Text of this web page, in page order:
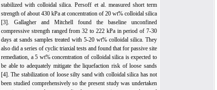
stabilized with colloidal silica. Persoff et al. measured short term
strength of about 430 kPa at concentration of 20 wt% colloidal silica
[3]. Gallagher and Mitchell found the baseline unconfined
compressive strength ranged from 32 to 222 kPa in period of 7-30
days at sands samples treated with 5-20 wt% colloidal silica. They
also did a series of cyclic triaxial tests and found that for passive site
remediation, a 5 wt% concentration of colloidal silica is expected to
be able to adequately mitigate the liquefaction risk of loose sands
[4]. The stabilization of loose silty sand with colloidal silica has not
been studied comprehensively so the present study was undertaken